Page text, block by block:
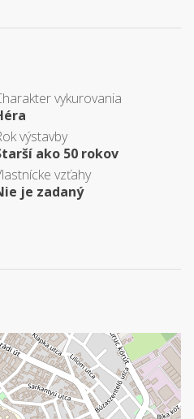
vykurovania
výstavby
ako 50 rokov
vzťahy
je zadaný